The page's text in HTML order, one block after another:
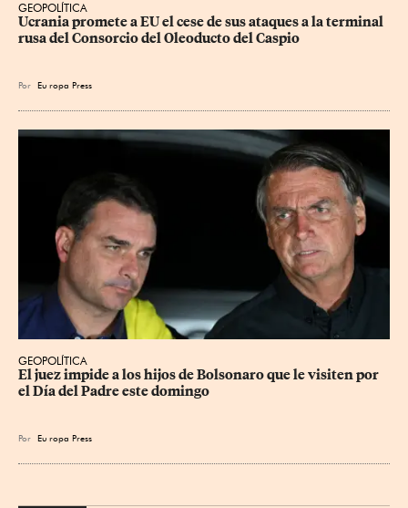
GEOPOLÍTICA
Ucrania promete a EU el cese de sus ataques a la terminal
rusa del Consorcio del Oleoducto del Caspio
Por Eu ropa Press
GEOPOLÍTICA
El juez impide a los hijos de Bolsonaro que le visiten por
el Día del Padre este domingo
Por Eu ropa Press